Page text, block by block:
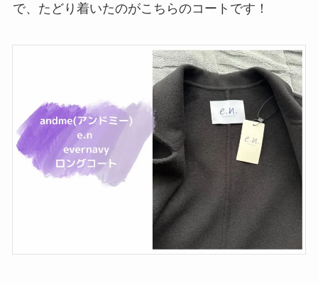
で、たどり着いたのがこちらのコートです！